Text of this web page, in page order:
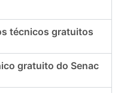
técnicos gratuitos
gratuito do Senac